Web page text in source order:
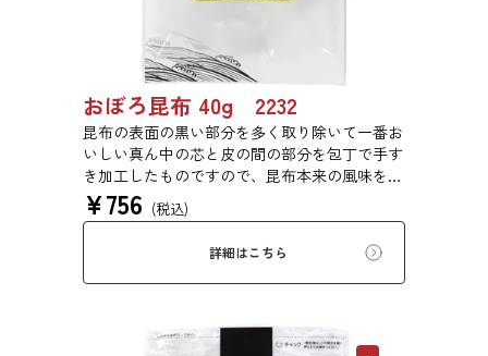
おぼろ昆布 40g 2232
昆布の表面の黒い部分を多く取り除いて一番お
いしい真ん中の芯と皮の間の部分を包丁で手す
き加工したものですので、昆布本来の風味をご
賞味いただけます。
¥756 (税込)
詳細はこちら